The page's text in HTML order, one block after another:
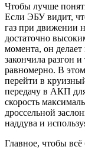
Чтобы лучше
Если ЭБУ видит,
газ при движении
достаточно
момента, он
закончила разгон
равномерно. В
перейти в
передачу в АКП
скорость
дроссельной
наддува и
Главное, чтобы